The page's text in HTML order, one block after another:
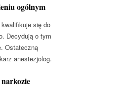
ogólnym
się do
Decydują o tym
Ostateczną
anestezjolog.